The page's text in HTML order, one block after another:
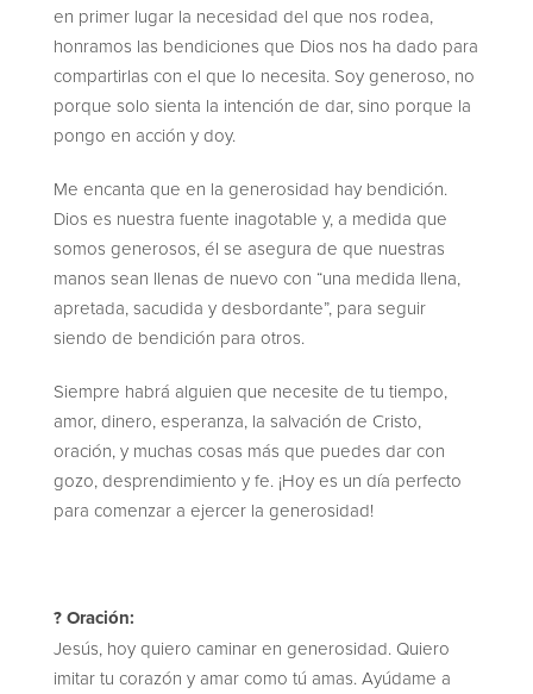
en primer lugar la necesidad del que nos rodea,
honramos las bendiciones que Dios nos ha dado para
compartirlas con el que lo necesita. Soy generoso, no
porque solo sienta la intención de dar, sino porque la
pongo en acción y doy.
Me encanta que en la generosidad hay bendición.
Dios es nuestra fuente inagotable y, a medida que
somos generosos, él se asegura de que nuestras
manos sean llenas de nuevo con “una medida llena,
apretada, sacudida y desbordante”, para seguir
siendo de bendición para otros.
Siempre habrá alguien que necesite de tu tiempo,
amor, dinero, esperanza, la salvación de Cristo,
oración, y muchas cosas más que puedes dar con
gozo, desprendimiento y fe. ¡Hoy es un día perfecto
para comenzar a ejercer la generosidad!
? Oración:
Jesús, hoy quiero caminar en generosidad. Quiero
imitar tu corazón y amar como tú amas. Ayúdame a